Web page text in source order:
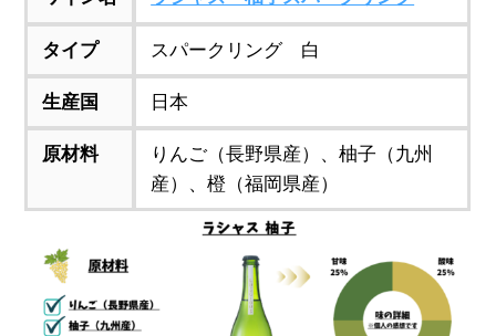
タイプ スパークリング 白
生産国 日本
原材料
りんご（長野県産）、柚子（九州
産）、橙（福岡県産）